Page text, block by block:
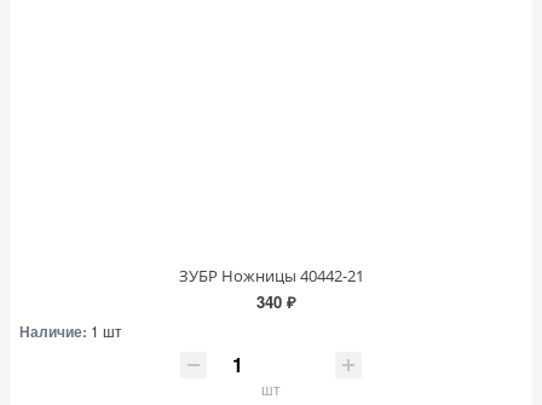
ЗУБР Ножницы 40442-21
340 ₽
Наличие: 1 шт
шт